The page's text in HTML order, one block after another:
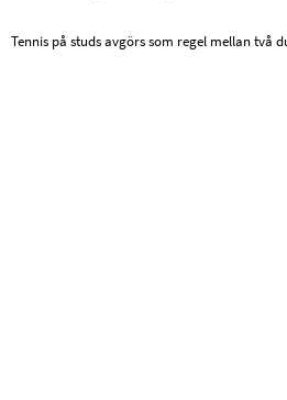
Tennis på studs avgörs som regel mellan två